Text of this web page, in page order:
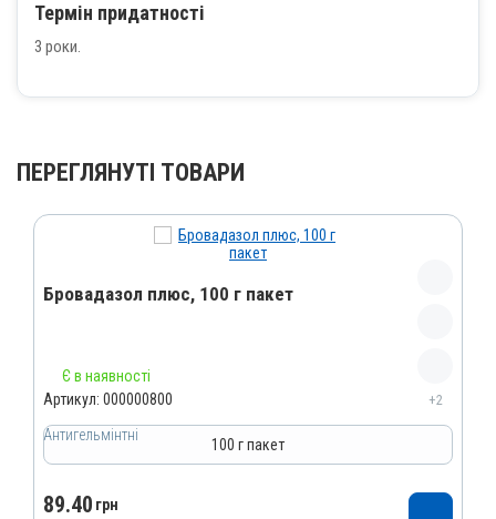
Термін придатності
3 роки.
ПЕРЕГЛЯНУТІ ТОВАРИ
Антигельмінтні
Бровадазол плюс, 100 г пакет
+2
Назва препарату
Бровадазол плюс
Артикул
4820012501595
Є в наявності
Артикул: 000000800
100 г пакет
89.40 грн